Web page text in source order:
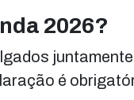
2026?
é